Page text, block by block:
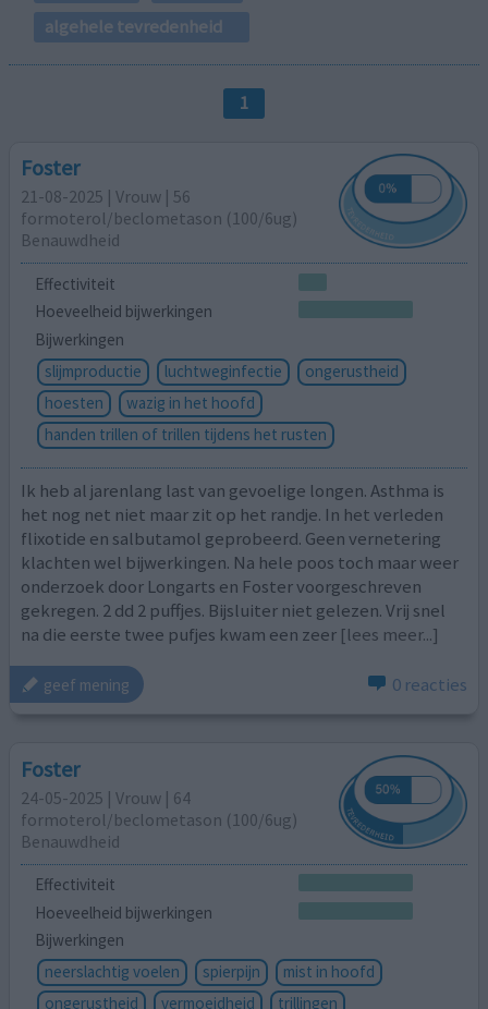
algehele tevredenheid
1
Foster
21-08-2025 | Vrouw | 56
formoterol/beclometason (100/6ug)
Benauwdheid
Effectiviteit
Hoeveelheid bijwerkingen
Bijwerkingen
slijmproductie
luchtweginfectie
ongerustheid
hoesten
wazig in het hoofd
handen trillen of trillen tijdens het rusten
Ik heb al jarenlang last van gevoelige longen. Asthma is
het nog net niet maar zit op het randje. In het verleden
flixotide en salbutamol geprobeerd. Geen vernetering
klachten wel bijwerkingen. Na hele poos toch maar weer
onderzoek door Longarts en Foster voorgeschreven
gekregen. 2 dd 2 puffjes. Bijsluiter niet gelezen. Vrij snel
na die eerste twee pufjes kwam een zeer [lees meer...]
geef mening 0 reacties
Foster
24-05-2025 | Vrouw | 64
formoterol/beclometason (100/6ug)
Benauwdheid
Effectiviteit
Hoeveelheid bijwerkingen
Bijwerkingen
neerslachtig voelen
spierpijn
mist in hoofd
ongerustheid
vermoeidheid trillingen